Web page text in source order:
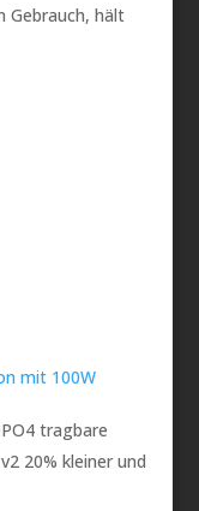
Gebrauch, hält
mit 100W
tragbare
20% kleiner und